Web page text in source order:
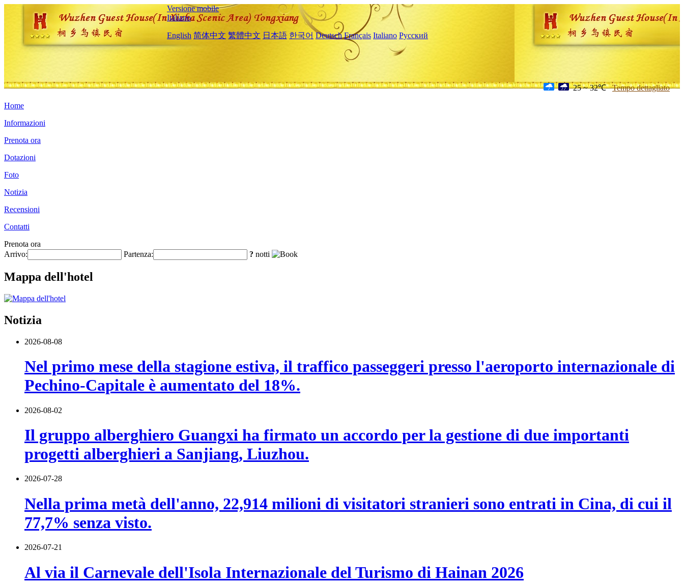
Versione mobile
Italiano
English 简体中文 繁體中文 日本語 한국어 Deutsch Français Italiano Русский
25 ~ 32℃ Tempo dettagliato
Home
Informazioni
Prenota ora
Dotazioni
Foto
Notizia
Recensioni
Contatti
Prenota ora
Arrivo:
Partenza: ? notti
Mappa dell'hotel
Notizia
2026-08-08
Nel primo mese della stagione estiva, il traffico passeggeri presso l'aeroporto internazionale di
Pechino-Capitale è aumentato del 18%.
2026-08-02
Il gruppo alberghiero Guangxi ha firmato un accordo per la gestione di due importanti
progetti alberghieri a Sanjiang, Liuzhou.
2026-07-28
Nella prima metà dell'anno, 22,914 milioni di visitatori stranieri sono entrati in Cina, di cui il
77,7% senza visto.
2026-07-21
Al via il Carnevale dell'Isola Internazionale del Turismo di Hainan 2026